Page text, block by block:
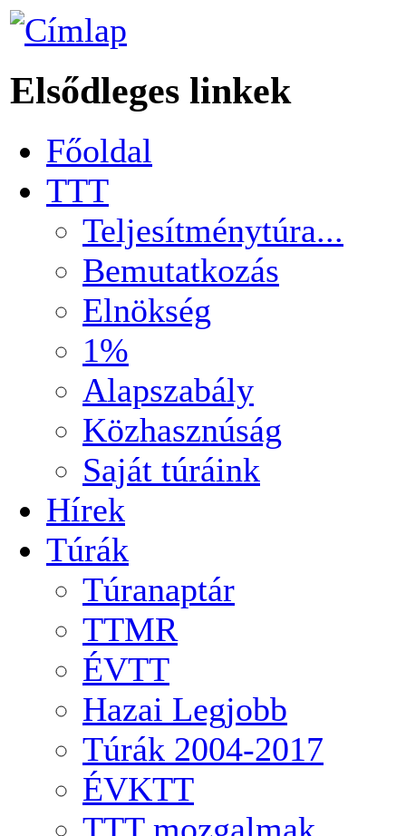
Elsődleges linkek
Főoldal
TTT
Teljesítménytúra...
Bemutatkozás
Elnökség
1%
Alapszabály
Közhasznúság
Saját túráink
Hírek
Túrák
Túranaptár
TTMR
ÉVTT
Hazai Legjobb
Túrák 2004-2017
ÉVKTT